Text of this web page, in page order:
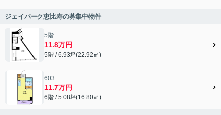
ジェイパーク恵比寿の募集中物件
5階
11.8万円
5階 / 6.93坪(22.92㎡)
603
11.7万円
6階 / 5.08坪(16.80㎡)